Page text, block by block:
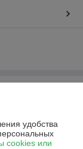
удобства
cookies или